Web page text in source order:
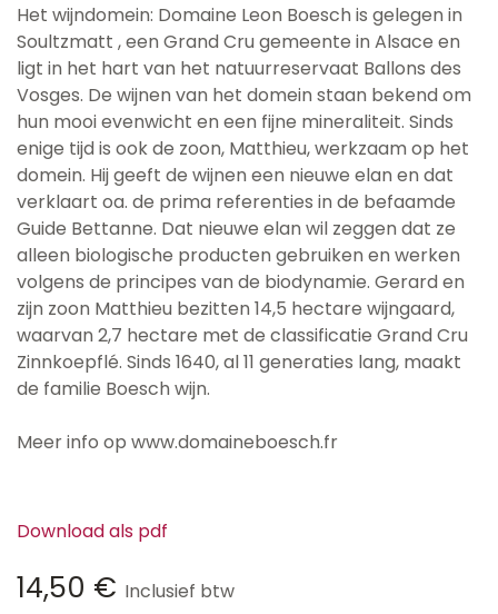
Het wijndomein: Domaine Leon Boesch is gelegen in
Soultzmatt , een Grand Cru gemeente in Alsace en
ligt in het hart van het natuurreservaat Ballons des
Vosges. De wijnen van het domein staan bekend om
hun mooi evenwicht en een fijne mineraliteit. Sinds
enige tijd is ook de zoon, Matthieu, werkzaam op het
domein. Hij geeft de wijnen een nieuwe elan en dat
verklaart oa. de prima referenties in de befaamde
Guide Bettanne. Dat nieuwe elan wil zeggen dat ze
alleen biologische producten gebruiken en werken
volgens de principes van de biodynamie. Gerard en
zijn zoon Matthieu bezitten 14,5 hectare wijngaard,
waarvan 2,7 hectare met de classificatie Grand Cru
Zinnkoepflé. Sinds 1640, al 11 generaties lang, maakt
de familie Boesch wijn.
Meer info op www.domaineboesch.fr
Download als pdf
14,50 € Inclusief btw